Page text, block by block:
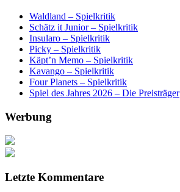
Waldland – Spielkritik
Schätz it Junior – Spielkritik
Insularo – Spielkritik
Picky – Spielkritik
Käpt’n Memo – Spielkritik
Kavango – Spielkritik
Four Planets – Spielkritik
Spiel des Jahres 2026 – Die Preisträger
Werbung
Letzte Kommentare